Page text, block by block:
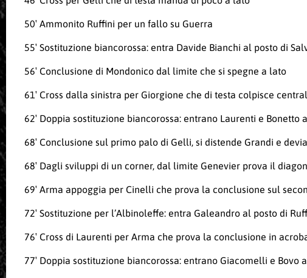
50′ Ammonito Ruffini per un fallo su Guerra
55′ Sostituzione biancorossa: entra Davide Bianchi al posto di
56′ Conclusione di Mondonico dal limite che si spegne a lato
61′ Cross dalla sinistra per Giorgione che di testa colpisce
62′ Doppia sostituzione biancorossa: entrano Laurenti e Bonetto
68′ Conclusione sul primo palo di Gelli, si distende Grandi e
68′ Dagli sviluppi di un corner, dal limite Genevier prova il
69′ Arma appoggia per Cinelli che prova la conclusione sul
72′ Sostituzione per l’Albinoleffe: entra Galeandro al posto di
76′ Cross di Laurenti per Arma che prova la conclusione in
77′ Doppia sostituzione biancorossa: entrano Giacomelli e Bovo